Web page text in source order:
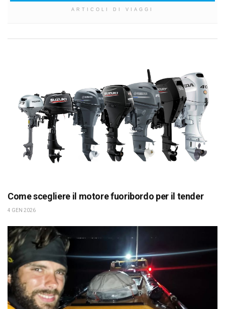
ARTICOLI DI VIAGGI
Come scegliere il motore fuoribordo per il tender
4 GEN 2026